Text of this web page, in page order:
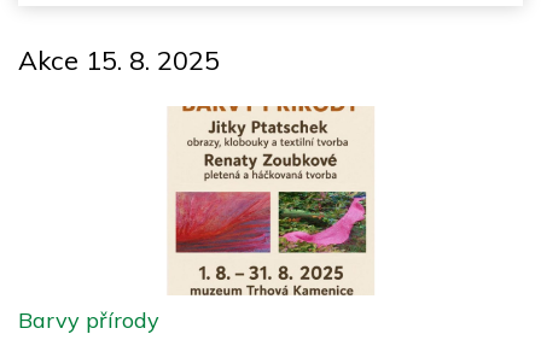
Akce 15. 8. 2025
Barvy přírody